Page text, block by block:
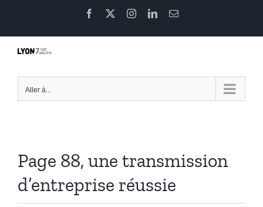
contenu
Facebook InstagramLinkedInEmail
Aller à...
Page 88, une transmission
d’entreprise réussie